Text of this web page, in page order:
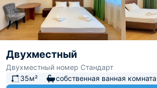
Двухместный
Двухместный номер Стандарт
35м²
собственная ванная комната